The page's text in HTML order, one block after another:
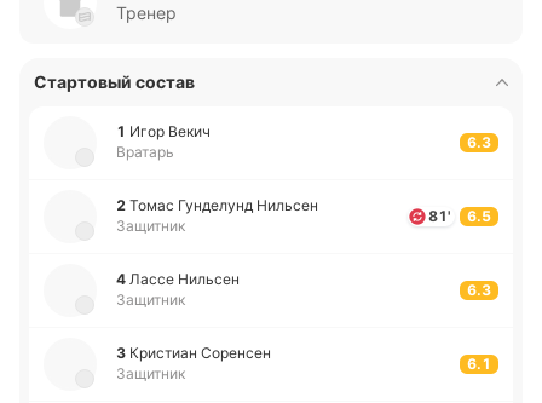
Тренер
Стартовый состав
1 Игор Векич
Вратарь
6.3
2 Томас Гу­нде­лунд Ни­льсен
Защитник
81' 6.5
4 Лассе Ни­льсен
Защитник
6.3
3 Кри­стиан Со­ре­нсен
Защитник
6.1